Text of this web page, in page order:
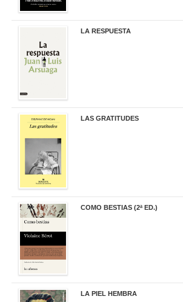
LA RESPUESTA
LAS GRATITUDES
COMO BESTIAS (2ª ED.)
LA PIEL HEMBRA